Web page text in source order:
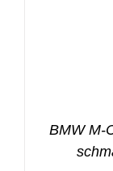
BMW M-